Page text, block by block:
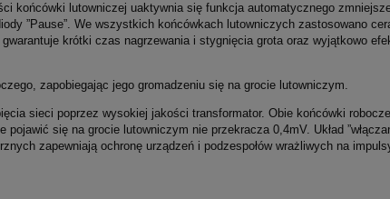
końcówki lutowniczej uaktywnia się funkcja automatycznego
”Pause”. We wszystkich końcówkach lutowniczych zastosowano
krótki czas nagrzewania i stygnięcia grota oraz wyjątkowo
zapobiegając jego gromadzeniu się na grocie lutowniczym.
sieci poprzez wysokiej jakości transformator. Obie końcówki
się na grocie lutowniczym nie przekracza 0,4mV. Układ
zapewniają ochronę urządzeń i podzespołów wrażliwych na